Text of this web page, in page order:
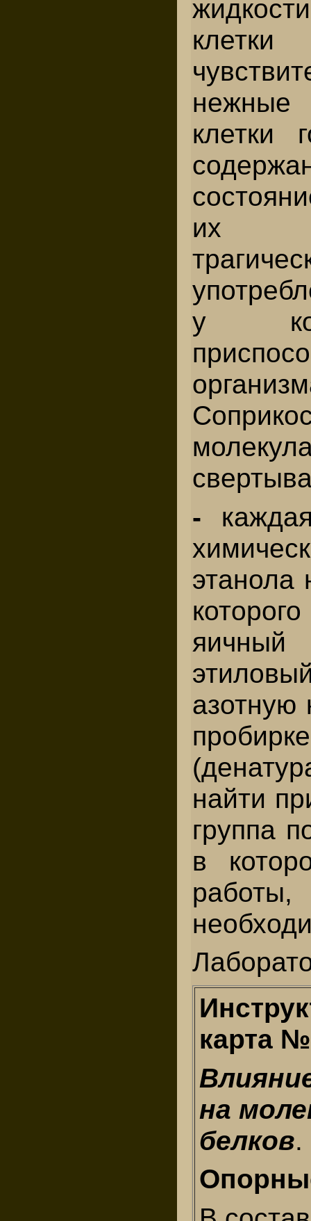
нежные
клетки
их
у
-
этанола
азотную
найти
группа
в
карта
на
белков.